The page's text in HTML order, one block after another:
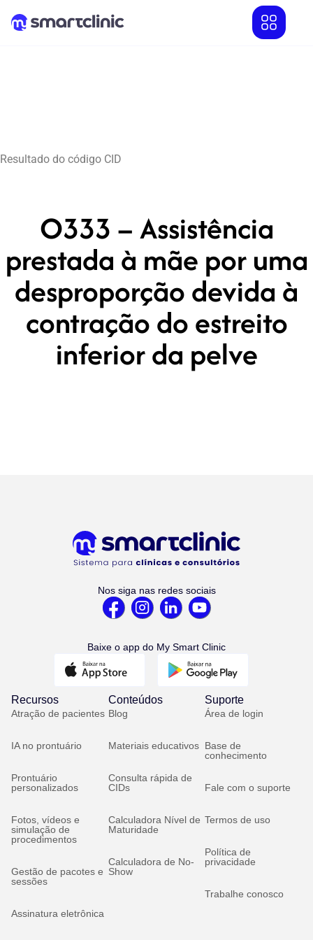
Resultado do código CID
O333 – Assistência
prestada à mãe por uma
desproporção devida à
contração do estreito
inferior da pelve
Nos siga nas redes sociais
Baixe o app do My Smart Clinic
Recursos
Atração de pacientes
IA no prontuário
Prontuário
personalizados
Fotos, vídeos e
simulação de
procedimentos
Gestão de pacotes e
sessões
Assinatura eletrônica
Conteúdos
Blog
Materiais educativos
Consulta rápida de
CIDs
Calculadora Nível de
Maturidade
Calculadora de No-
Show
Suporte
Área de login
Base de
conhecimento
Fale com o suporte
Termos de uso
Política de
privacidade
Trabalhe conosco